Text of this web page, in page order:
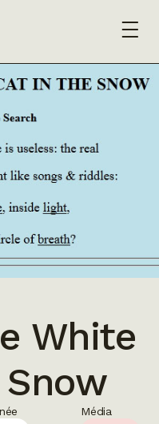
White
Média